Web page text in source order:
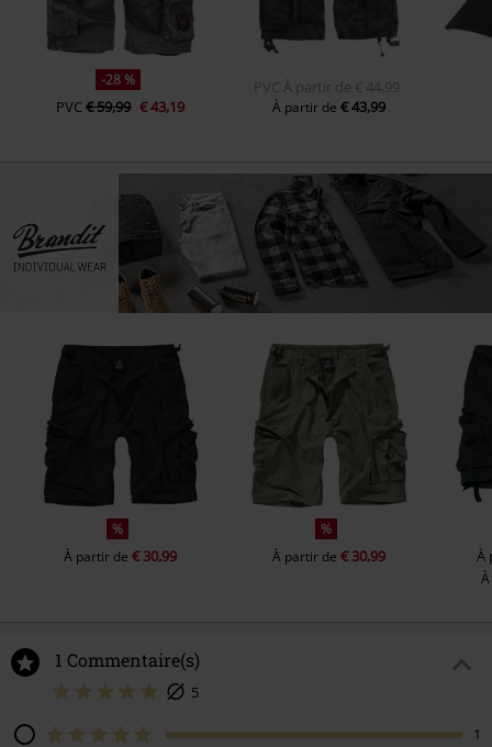
-28 %
PVC€ 59,99 € 43,19
PVC À partir de € 44,99
À partir de€ 43,99
%
À partir de€ 30,99
%
À partir de€ 30,99 À
1 Commentaire(s)
5
1